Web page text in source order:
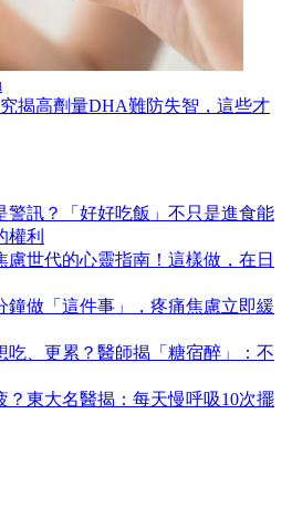
揭高劑量DHA難防失智，這些才
警訊？「好好吃飯」不只是進食能
權利
慮世代的心靈指南！這樣做，在日
鐘做「這件事」，疼痛焦慮立即緩
吃、更累？醫師揭「糖宿醉」：不
？東大名醫揭：每天慢呼吸10次擺